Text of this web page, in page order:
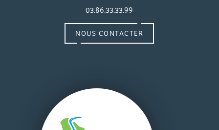
03.86.33.33.99
NOUS CONTACTER